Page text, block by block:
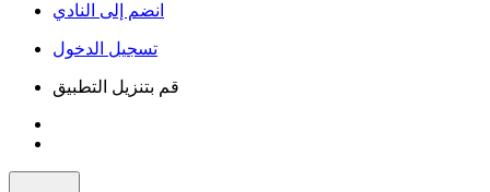
انضم إلى النادي
تسجيل الدخول
قم بتنزيل التطبيق